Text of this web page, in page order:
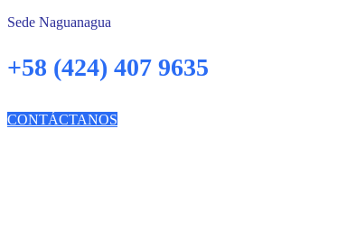
Sede Naguanagua
+58 (424) 407 9635
CONTÁCTANOS